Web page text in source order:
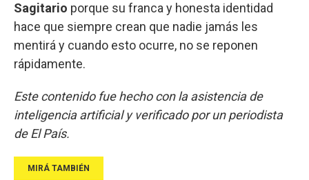
Sagitario porque su franca y honesta identidad
hace que siempre crean que nadie jamás les
mentirá y cuando esto ocurre, no se reponen
rápidamente.
Este contenido fue hecho con la asistencia de
inteligencia artificial y verificado por un periodista
de El País.